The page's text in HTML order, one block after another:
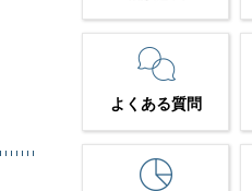
よくある質問